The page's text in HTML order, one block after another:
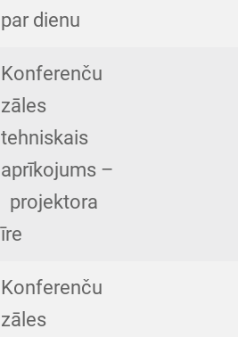
par dienu
Konferenču
zāles
tehniskais
aprīkojums –
projektora
īre
Konferenču
zāles